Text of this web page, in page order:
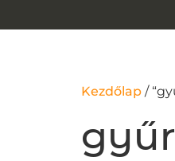
Kezdőlap /